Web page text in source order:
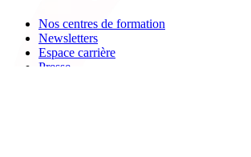
Nos centres de formation
Newsletters
Espace carrière
Presse